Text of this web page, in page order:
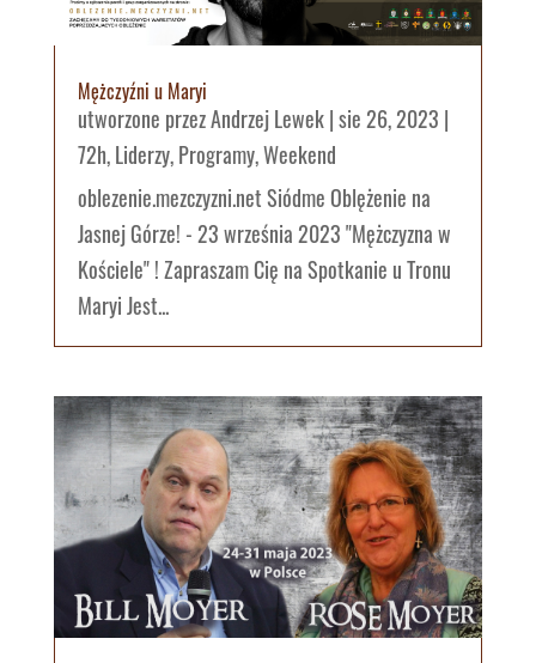
Mężczyźni u Maryi
utworzone przezAndrzej Lewek|sie 26, 2023 |
72h,Liderzy,Programy,Weekend
oblezenie.mezczyzni.net Siódme Oblężenie na
Jasnej Górze! - 23 września 2023 "Mężczyzna w
Kościele" ! Zapraszam Cię na Spotkanie u Tronu
Maryi Jest...